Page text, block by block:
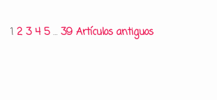
Paginación
1 2 3 4 5 … 39 Artículos antiguos